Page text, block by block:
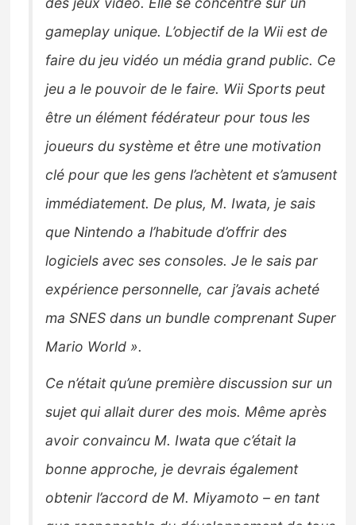
gameplay unique. L’objectif de la Wii est de
faire du jeu vidéo un média grand public. Ce
jeu a le pouvoir de le faire. Wii Sports peut
être un élément fédérateur pour tous les
joueurs du système et être une motivation
clé pour que les gens l’achètent et s’amusent
immédiatement. De plus, M. Iwata, je sais
que Nintendo a l’habitude d’offrir des
logiciels avec ses consoles. Je le sais par
expérience personnelle, car j’avais acheté
ma SNES dans un bundle comprenant Super
Mario World ».
Ce n’était qu’une première discussion sur un
sujet qui allait durer des mois. Même après
avoir convaincu M. Iwata que c’était la
bonne approche, je devrais également
obtenir l’accord de M. Miyamoto – en tant